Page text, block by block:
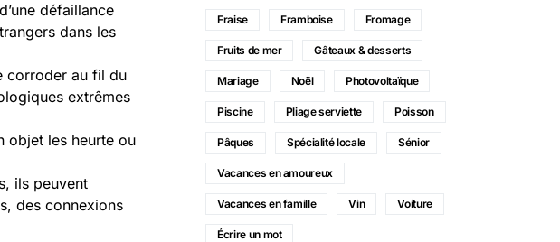
défaillance
dans les
corroder au fil du
extrêmes
objet les heurte ou
ils peuvent
des connexions
Fraise Framboise Fromage
Fruits de mer Gâteaux & desserts
Mariage Noël Photovoltaïque
Piscine Pliage serviette Poisson
Pâques Spécialité locale Sénior
Vacances en amoureux
Vacances en famille Vin Voiture
Écrire un mot